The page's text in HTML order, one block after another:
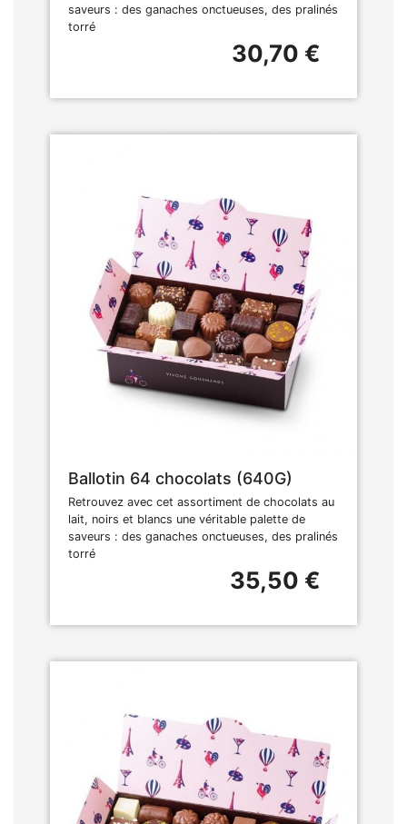
saveurs : des ganaches onctueuses, des pralinés
torré
30,70 €
Ballotin 64 chocolats (640G)
Retrouvez avec cet assortiment de chocolats au
lait, noirs et blancs une véritable palette de
saveurs : des ganaches onctueuses, des pralinés
torré
35,50 €